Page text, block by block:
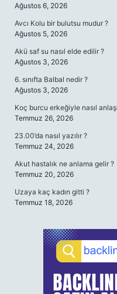
Ağustos 6, 2026
Avcı Kolu bir bulutsu mudur ?
Ağustos 5, 2026
Akü saf su nasıl elde edilir ?
Ağustos 3, 2026
6. sınıfta Balbal nedir ?
Ağustos 3, 2026
Koç burcu erkeğiyle nasıl
Temmuz 26, 2026
23.00’da nasıl yazılır ?
Temmuz 24, 2026
Akut hastalık ne anlama gelir ?
Temmuz 20, 2026
Uzaya kaç kadın gitti ?
Temmuz 18, 2026